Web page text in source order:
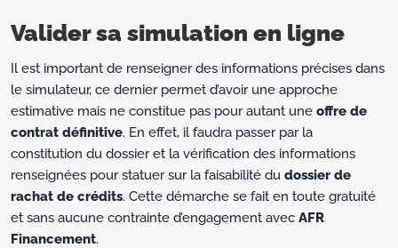
Valider sa simulation en ligne
Il est important de renseigner des informations précises dans
le simulateur, ce dernier permet d’avoir une approche
estimative mais ne constitue pas pour autant une offre de
contrat définitive. En effet, il faudra passer par la
constitution du dossier et la vérification des informations
renseignées pour statuer sur la faisabilité du dossier de
rachat de crédits. Cette démarche se fait en toute gratuité
et sans aucune contrainte d’engagement avec AFR
Financement.